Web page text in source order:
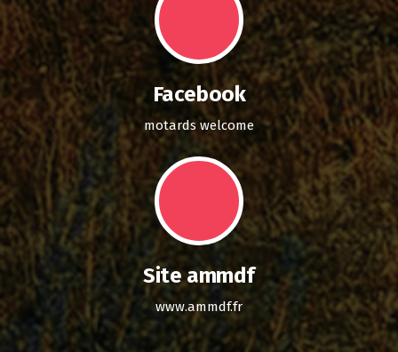
Facebook
motards welcome
Site ammdf
www.ammdf.fr